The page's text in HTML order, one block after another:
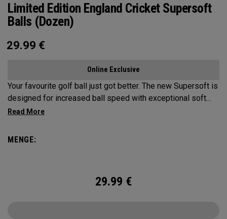
Limited Edition England Cricket Supersoft
Balls (Dozen)
29.99 €
Online Exclusive
Your favourite golf ball just got better. The new Supersoft is
designed for increased ball speed with exceptional soft
feel, control, and spin from tee-to-green. We've advanced
Supersoft you’ve ever played. Now available in our limited
MENGE:
29.99 €